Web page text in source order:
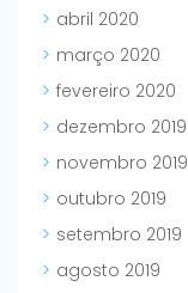
abril 2020
março 2020
fevereiro 2020
dezembro 2019
novembro 2019
outubro 2019
setembro 2019
agosto 2019